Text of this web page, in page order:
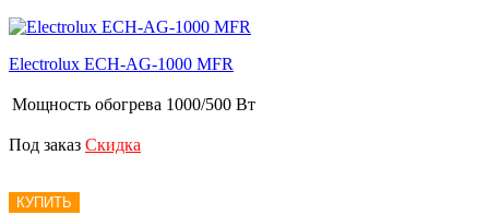
Electrolux ECH-AG-1000 MFR
Мощность обогрева 1000/500 Вт
Под заказ Скидка
КУПИТЬ